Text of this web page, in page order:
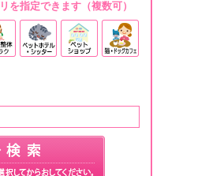
を指定できます（複数可）